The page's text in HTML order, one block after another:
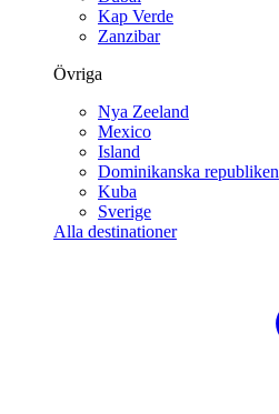
Kap Verde
Zanzibar
Övriga
Nya Zeeland
Mexico
Island
Dominikanska republiken
Kuba
Sverige
Alla destinationer